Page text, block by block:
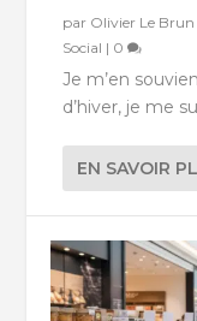
par Olivier Le Brun
Social | 0
Je m’en
d’hiver, je me
EN SAVOIR